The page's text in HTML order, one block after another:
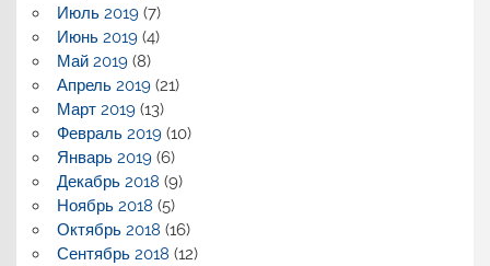
Июль 2019(7)
Июнь 2019(4)
Май 2019(8)
Апрель 2019(21)
Март 2019(13)
Февраль 2019(10)
Январь 2019(6)
Декабрь 2018 (9)
Ноябрь 2018 (5)
Октябрь 2018 (16)
Сентябрь 2018 (12)